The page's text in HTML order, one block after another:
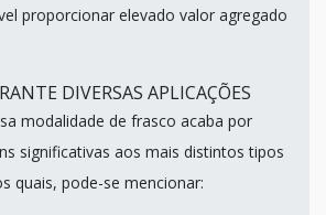
proporcionar elevado valor agregado
DIVERSAS APLICAÇÕES
modalidade de frasco acaba por
significativas aos mais distintos tipos
quais, pode-se mencionar: